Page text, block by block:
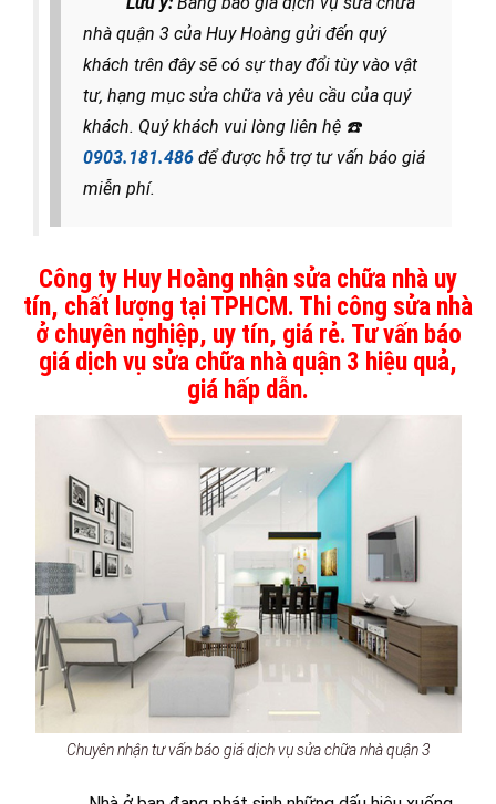
nhà quận 3 của Huy Hoàng gửi đến quý
khách trên đây sẽ có sự thay đổi tùy vào vật
tư, hạng mục sửa chữa và yêu cầu của quý
khách. Quý khách vui lòng liên hệ ☎️
0903.181.486 để được hỗ trợ tư vấn báo giá
miễn phí.
Công ty Huy Hoàng nhận sửa chữa nhà uy
tín, chất lượng tại TPHCM. Thi công sửa nhà
ở chuyên nghiệp, uy tín, giá rẻ. Tư vấn báo
giá dịch vụ sửa chữa nhà quận 3 hiệu quả,
giá hấp dẫn.
Chuyên nhận tư vấn báo giá dịch vụ sửa chữa nhà quận 3